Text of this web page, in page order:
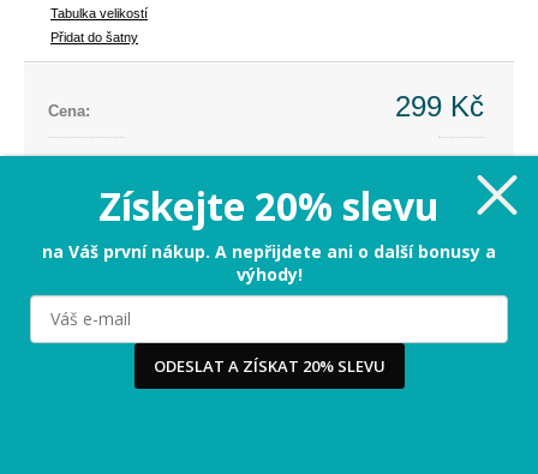
Tabulka velikostí
Přidat do šatny
Cena: 299 Kč
-500 Kč (-63%)
PŘIDAT DO KOŠÍKU
Tabulka velikostí
Milujeme cookies!
Používáme cookies, abychom vám nabídli ten nejlepší
zážitek na našem webu a obsah, který vás opravdu
Získejte 20% slevu
na Váš první nákup. A nepřijdete ani o další bonusy a
výhody!
ODESLAT A ZÍSKAT 20% SLEVU